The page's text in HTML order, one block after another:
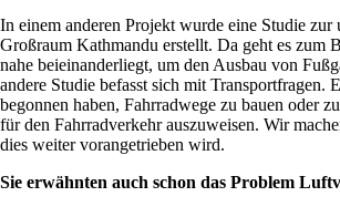
In einem anderen Projekt wurde eine Studie
Großraum Kathmandu erstellt. Da geht es zum
nahe beieinanderliegt, um den Ausbau von
andere Studie befasst sich mit Transportfragen.
begonnen haben, Fahrradwege zu bauen oder
für den Fahrradverkehr auszuweisen. Wir
dies weiter vorangetrieben wird.
Sie erwähnten auch schon das Problem